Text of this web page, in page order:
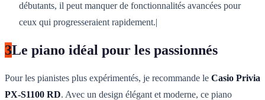
débutants, il peut manquer de fonctionnalités avancées pour
ceux qui progresseraient rapidement.|
3Le piano idéal pour les passionnés
Pour les pianistes plus expérimentés, je recommande le Casio Privia
PX-S1100 RD. Avec un design élégant et moderne, ce piano